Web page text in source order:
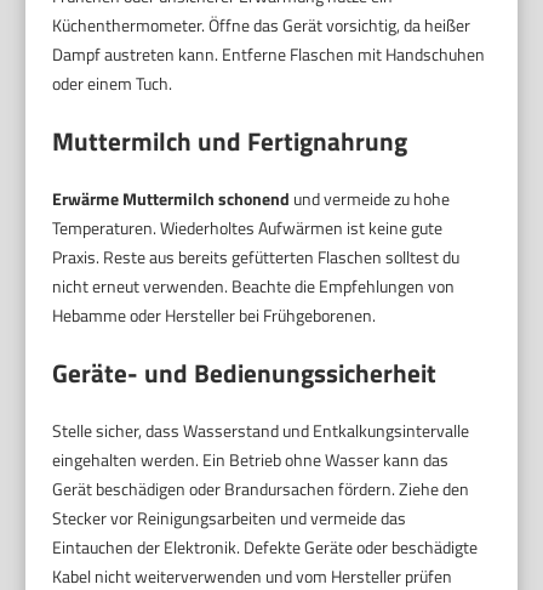
Küchenthermometer. Öffne das Gerät vorsichtig, da heißer
Dampf austreten kann. Entferne Flaschen mit Handschuhen
oder einem Tuch.
Muttermilch und Fertignahrung
Erwärme Muttermilch schonend und vermeide zu hohe
Temperaturen. Wiederholtes Aufwärmen ist keine gute
Praxis. Reste aus bereits gefütterten Flaschen solltest du
nicht erneut verwenden. Beachte die Empfehlungen von
Hebamme oder Hersteller bei Frühgeborenen.
Geräte- und Bedienungssicherheit
Stelle sicher, dass Wasserstand und Entkalkungsintervalle
eingehalten werden. Ein Betrieb ohne Wasser kann das
Gerät beschädigen oder Brandursachen fördern. Ziehe den
Stecker vor Reinigungsarbeiten und vermeide das
Eintauchen der Elektronik. Defekte Geräte oder beschädigte
Kabel nicht weiterverwenden und vom Hersteller prüfen